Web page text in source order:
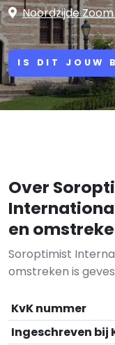
Noordzijde
IS DIT JOUW
Over
en
Soroptimist
omstreken is
KvK nummer
Ingeschreven bij